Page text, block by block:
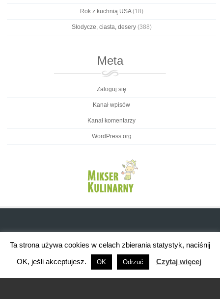
Rok z kuchnią USA(18)
Słodycze, ciasta, desery(388)
Meta
Zaloguj się
Kanał wpisów
Kanał komentarzy
WordPress.org
Ta strona używa cookies w celach zbierania statystyk, naciśnij
OK, jeśli akceptujesz.
OK Odrzuć Czytaj więcej